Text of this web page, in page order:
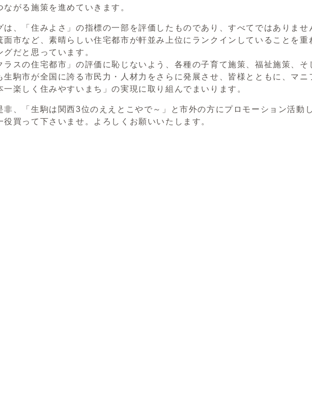
がる施策を進めていきます。
は、「住みよさ」の指標の一部を評価したものであり、すべてではありませ
面市など、素晴らしい住宅都市が軒並み上位にランクインしていることを重
だと思っています。
ラスの住宅都市」の評価に恥じないよう、各種の子育て施策、福祉施策、
生駒市が全国に誇る市民力・人材力をさらに発展させ、皆様とともに、マニ
一楽しく住みやすいまち」の実現に取り組んでまいります。
非、「生駒は関西3位のええとこやで～」と市外の方にプロモーション活動
役買って下さいませ。よろしくお願いいたします。